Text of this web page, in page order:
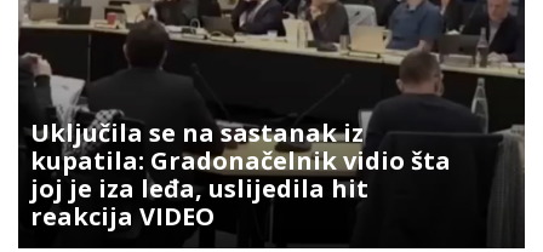
Uključila se na sastanak iz
kupatila: Gradonačelnik vidio šta
joj je iza leđa, uslijedila hit
reakcija VIDEO